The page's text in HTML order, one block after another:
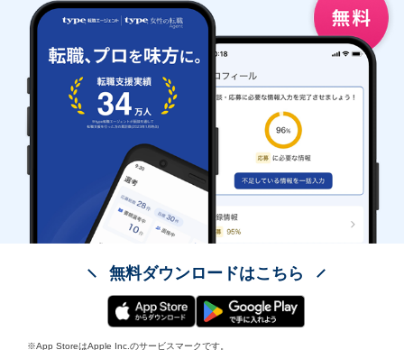
無料ダウンロードはこちら
※App StoreはApple Inc.のサービスマークです。